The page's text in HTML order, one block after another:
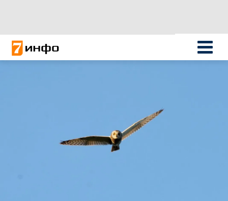
Новости России
Политика
Новости мира
ПОИСК ПО САЙТУ